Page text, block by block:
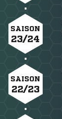
SAISON
23/24
SAISON
22/23